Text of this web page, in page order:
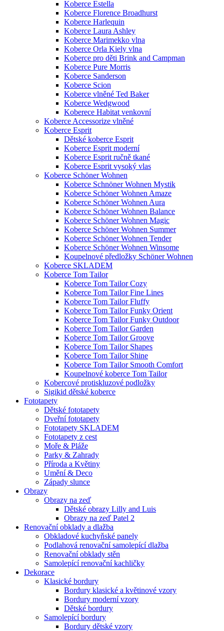
Koberce Estella
Koberce Florence Broadhurst
Koberce Harlequin
Koberce Laura Ashley
Koberce Marimekko vlna
Koberce Orla Kiely vlna
Koberce pro děti Brink and Campman
Koberce Pure Morris
Koberce Sanderson
Koberce Scion
Koberce vlněné Ted Baker
Koberce Wedgwood
Koberece Habitat venkovní
Koberce Accessorize vlněné
Koberce Esprit
Dětské koberce Esprit
Koberce Esprit moderní
Koberce Esprit ručně tkané
Koberce Esprit vysoký vlas
Koberce Schöner Wohnen
Koberce Schnöner Wohnen Mystik
Koberce Schöner Wohnen Amaze
Koberce Schöner Wohnen Aura
Koberce Schöner Wohnen Balance
Koberce Schöner Wohnen Magic
Koberce Schöner Wohnen Summer
Koberce Schöner Wohnen Tender
Koberce Schöner Wohnen Winsome
Koupelnové předložky Schöner Wohnen
Koberce SKLADEM
Koberce Tom Tailor
Koberce Tom Tailor Cozy
Koberce Tom Tailor Fine Lines
Koberce Tom Tailor Fluffy
Koberce Tom Tailor Funky Orient
Koberce Tom Tailor Funky Outdoor
Koberce Tom Tailor Garden
Koberce Tom Tailor Groove
Koberce Tom Tailor Shapes
Koberce Tom Tailor Shine
Koberce Tom Tailor Smooth Comfort
Koupelnové koberce Tom Tailor
Kobercové protiskluzové podložky
Sigikid dětské koberce
Fototapety
Dětské fototapety
Dveřní fototapety
Fototapety SKLADEM
Fototapety z cest
Moře & Pláže
Parky & Zahrady
Příroda a Květiny
Umění & Deco
Západy slunce
Obrazy
Obrazy na zeď
Dětské obrazy Lilly and Luis
Obrazy na zeď Patel 2
Renovační obklady a dlažba
Obkladové kuchyňské panely
Podlahová renovační samolepící dlažba
Renovační obklady stěn
Samolepící renovační kachličky
Dekorace
Klasické bordury
Bordury klasické a květinové vzory
Bordury moderní vzory
Dětské bordury
Samolepící bordury
Bordury dětské vzory